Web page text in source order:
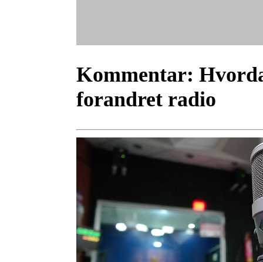
Kommentar:
forandret radio